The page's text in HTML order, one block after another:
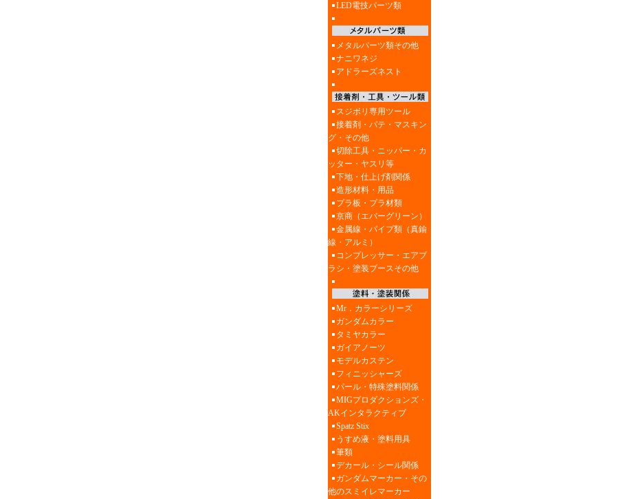
LED電技パーツ類
メタルパーツ類その他
ナニワネジ
アドラーズネスト
スジボリ専用ツール
接着剤・パテ・マスキン
グ・その他
切除工具・ニッパー・カ
ッター・ヤスリ等
下地・仕上げ剤関係
造形材料・用品
プラ板・プラ材類
京商（エバーグリーン）
金属線・パイプ類（真鍮
線・アルミ）
コンプレッサー・エアブ
ラシ・塗装ブースその他
Mr．カラーシリーズ
ガンダムカラー
タミヤカラー
ガイアノーツ
モデルカステン
フィニッシャーズ
パール・特殊塗料関係
MIGプロダクションズ・
AKインタラクティブ
Spatz Stix
うすめ液・塗料用具
筆類
デカール・シール関係
ガンダムマーカー・その
他のスミイレマーカー